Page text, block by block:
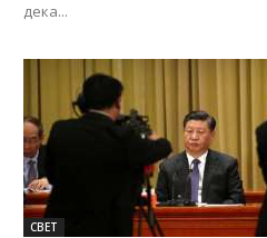
дека...
СВЕТ